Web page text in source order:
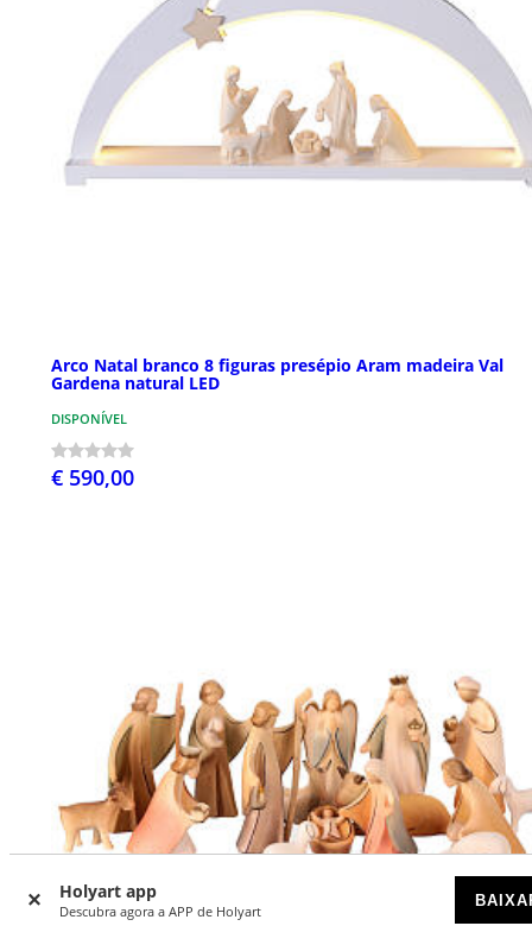
Holyart app
Descubra agora a APP de Holyart
Arco Natal branco 8 figuras presépio Aram madeira Val
Gardena natural LED
DISPONÍVEL
€ 590,00